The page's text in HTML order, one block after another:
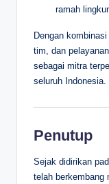
ramah
Dengan
tim, dan
sebagai mitra
seluruh Indonesia.
Penutup
Sejak didirikan
telah berkembang